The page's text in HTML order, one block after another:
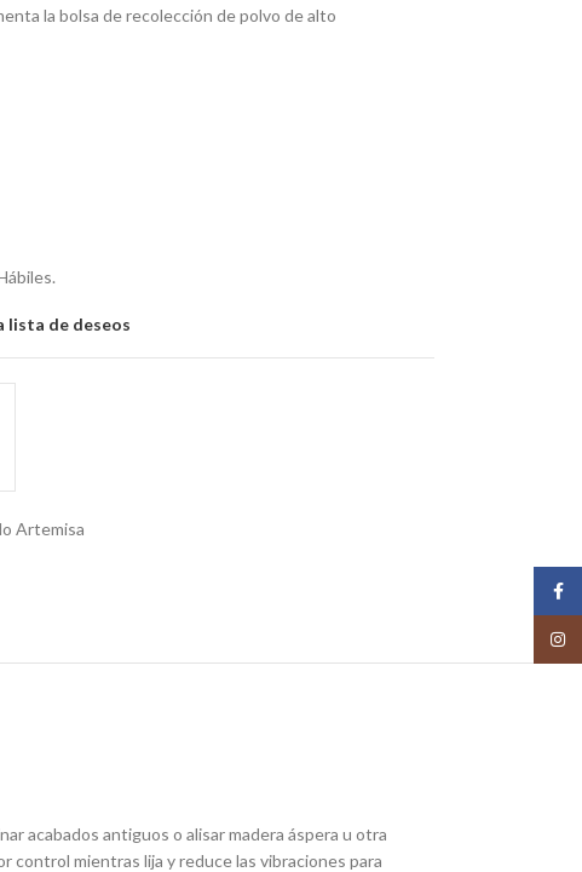
la bolsa de recolección de polvo de alto
lista de deseos
Artemisa
acabados antiguos o alisar madera áspera u otra
control mientras lija y reduce las vibraciones para